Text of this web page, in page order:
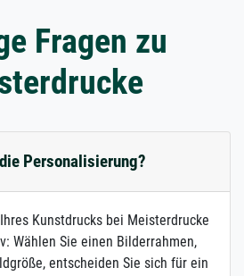
Fragen zu
Personalisierung?
Kunstdrucks bei Meisterdrucke
Wählen Sie einen Bilderrahmen,
entscheiden Sie sich für ein